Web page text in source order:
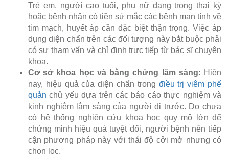
Trẻ em, người cao tuổi, phụ nữ đang trong thai kỳ
hoặc bệnh nhân có tiền sử mắc các bệnh mạn tính về
tim mạch, huyết áp cần đặc biệt thận trọng. Việc áp
dụng diện chẩn trên các đối tượng này bắt buộc phải
có sự tham vấn và chỉ định trực tiếp từ bác sĩ chuyên
khoa.
Cơ sở khoa học và bằng chứng lâm sàng: Hiện
nay, hiệu quả của diện chẩn trong điều trị viêm phế
quản chủ yếu dựa trên các báo cáo thực nghiệm và
kinh nghiệm lâm sàng của người đi trước. Do chưa
có hệ thống nghiên cứu khoa học quy mô lớn để
chứng minh hiệu quả tuyệt đối, người bệnh nên tiếp
cận phương pháp này với thái độ cởi mở nhưng có
chọn lọc.